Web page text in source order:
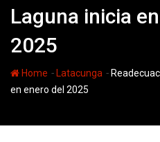
Laguna inicia
2025
Home - Latacunga -
en enero del 2025